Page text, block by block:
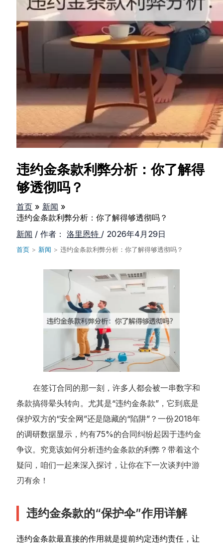
违约金条款利弊分析：你了解得
够透彻吗？
首页
新闻
违约金条款利弊分析：你了解得够透彻吗？
新闻 / 作者： 洛里恩特 / 2026年4月29日
首页 > 新闻 > 违约金条款利弊分析：你了解得够透彻吗？
在签订合同的那一刻，许多人都会被一串数字和
条款搞得晕头转向。尤其是“违约金条款”，它到底是
保护双方的“安全网”还是隐藏的“陷阱”？一份2018年
的调研数据显示，约有75%的合同纠纷起因于违约金
争议。究竟该如何分析违约金条款的利弊？带着这个
疑问，咱们一起来深入探讨，让你在下一次谈判中游
刃有余！
违约金条款的“保护伞”作用详解
违约金条款最直接的作用就是提前约定违约责任，让